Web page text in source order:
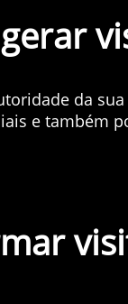
da
e também